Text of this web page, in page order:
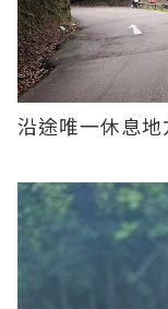
沿途唯一休息地